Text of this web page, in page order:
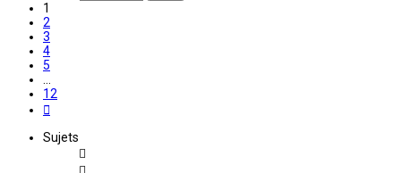
1
2
3
4
5
12
Sujets